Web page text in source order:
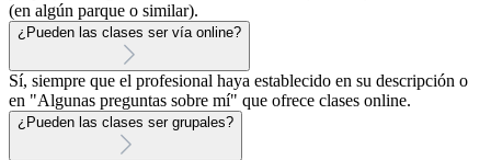
(en algún parque o similar).
¿Pueden las clases ser vía online?
Sí, siempre que el profesional haya establecido en su descripción o
en "Algunas preguntas sobre mí" que ofrece clases online.
¿Pueden las clases ser grupales?